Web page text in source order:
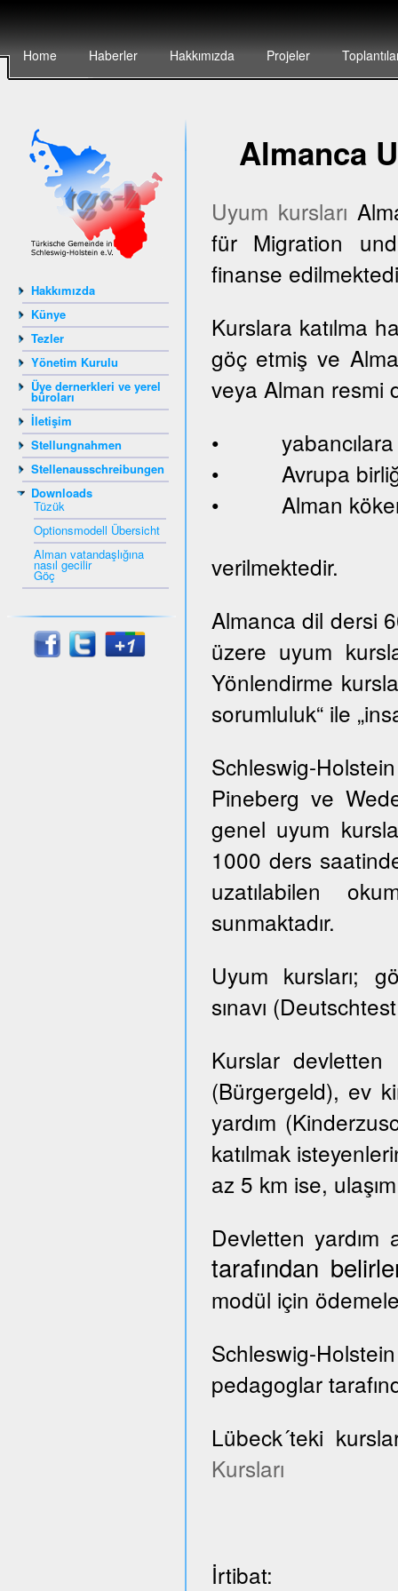
Home Haberler Hakkımızda Projeler
Hakkımızda
Künye
Tezler
Yönetim Kurulu
Üye dernerkleri ve yerel
büroları
İletişim
Stellungnahmen
Stellenausschreibungen
Downloads
Tüzük
Optionsmodell Übersicht
Alman vatandaşlığına
nasıl gecilir
Göç
Almanca
Uyum kursları
für Migration
finanse
Kurslara katılma
göç etmiş ve
veya Alman resmi
• yabancılara
• Avrupa birliği
• Alman
verilmektedir.
Almanca dil dersi
üzere uyum
Yönlendirme
sorumluluk“ ile
Schleswig-
Pineberg ve
genel uyum
1000 ders
uzatılabilen
sunmaktadır.
Uyum kursları;
sınavı
Kurslar
(Bürgergeld), ev
yardım
katılmak
az 5 km ise,
Devletten
tarafından
modül için
Schleswig-
pedagoglar
Lübeck´teki
Kursları
İrtibat: